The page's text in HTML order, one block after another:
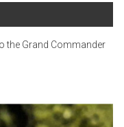
the Grand Commander